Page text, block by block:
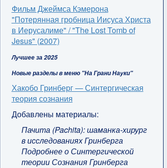
Фильм Джеймса Кэмерона
"Потерянная гробница Иисуса Христа
в Иерусалиме" / "The Lost Tomb of
Jesus" (2007)
Лучшее за 2025
Новые разделы в меню "На Грани Науки"
Хакобо Гринберг — Синтергическая
теория сознания
Добавлены материалы:
Пачита (Pachita): шаманка-хирург
в исследованиях Гринберга
Подробнее о Синтергической
теории Сознания Гринберга